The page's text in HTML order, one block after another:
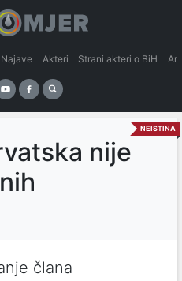
Najave Akteri Strani akteri o BiH
NEISTINA
nije
člana